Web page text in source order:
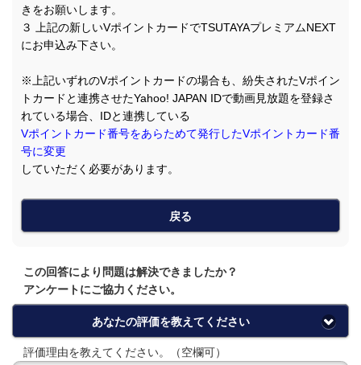
きをお願いします。
３ 上記の新しいVポイントカードでTSUTAYAプレミアムNEXT
にお申込み下さい。
※上記いずれのVポイントカードの場合も、紛失されたVポイン
トカードと連携させたYahoo! JAPAN IDで動画見放題を登録さ
れている場合、IDと連携している
Vポイントカード番号をあらためて発行したVポイントカード番
号に変更
していただく必要があります。
戻る
この回答により問題は解決できましたか？
アンケートにご協力ください。
あなたの評価を教えてください
評価理由を教えてください。（空欄可）